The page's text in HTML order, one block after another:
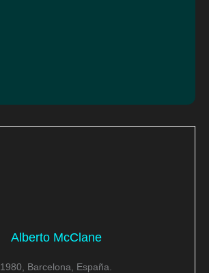
Alberto McClane
1980, Barcelona, España.